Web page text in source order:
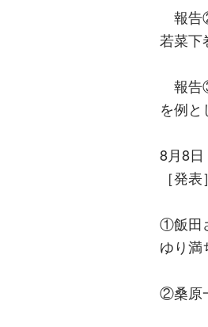
報告
若菜
報告
を例と
8月8
［発表］
①飯田
ゆり満
②桑原